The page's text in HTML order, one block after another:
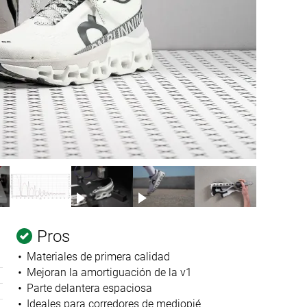
Pros
Materiales de primera calidad
Mejoran la amortiguación de la v1
Parte delantera espaciosa
Ideales para corredores de mediopié